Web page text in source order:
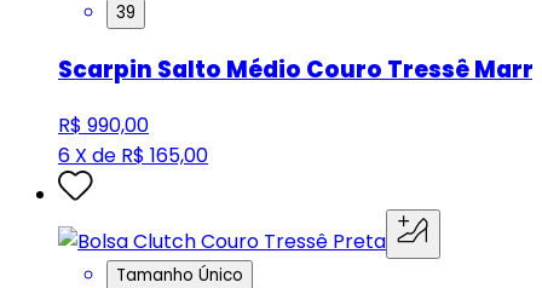
39
Scarpin Salto Médio Couro Tressê
R$ 990,00
6 X de R$ 165,00
Tamanho Único